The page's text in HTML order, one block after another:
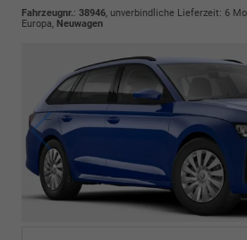
Fahrzeugnr.: 38946, unverbindliche Lieferzeit: 6
Europa, Neuwagen